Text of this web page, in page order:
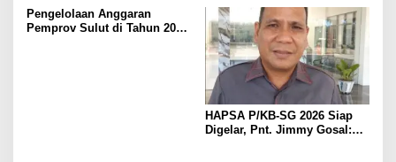
Pengelolaan Anggaran
Pemprov Sulut di Tahun 2025
HAPSA P/KB-SG 2026 Siap
Digelar, Pnt. Jimmy Gosal: